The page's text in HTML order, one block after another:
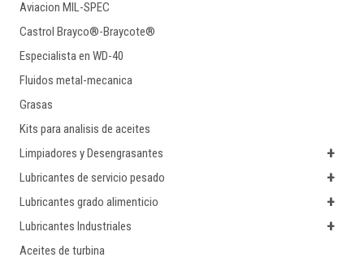
Aviacion MIL-SPEC
Castrol Brayco®-Braycote®
Especialista en WD-40
Fluidos metal-mecanica
Grasas
Kits para analisis de aceites
+
Limpiadores y Desengrasantes
+
Lubricantes de servicio pesado
+
Lubricantes grado alimenticio
+
Lubricantes Industriales
Aceites de turbina